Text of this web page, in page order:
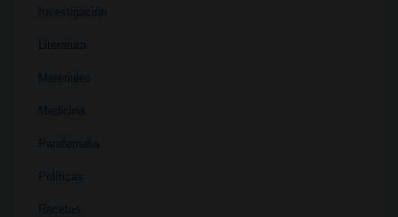
Investigación
Literatura
Materiales
Medicina
Parafernalia
Políticas
Recetas